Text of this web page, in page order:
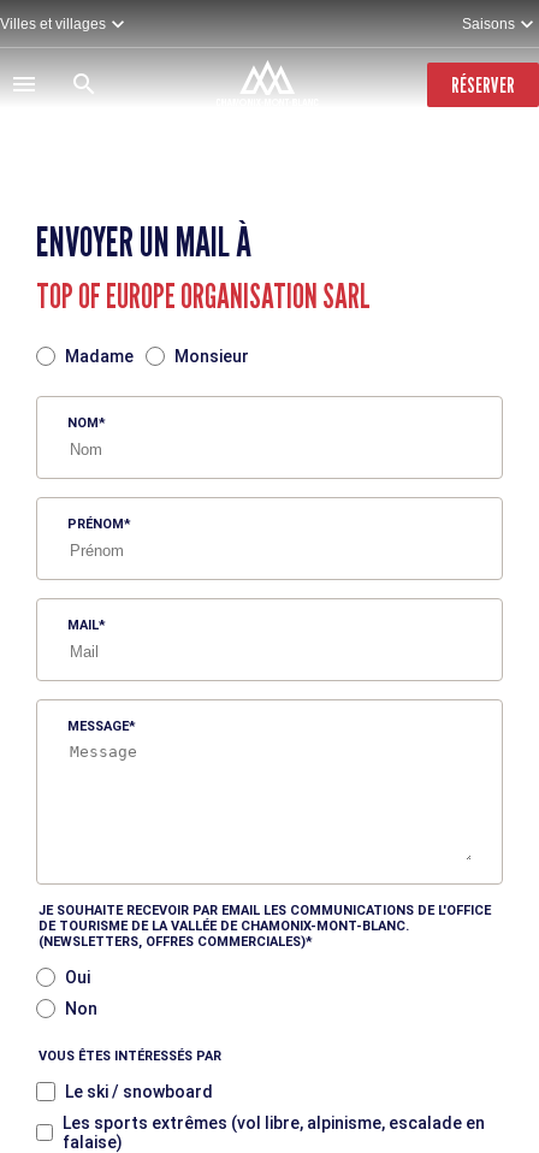
Aller
au
contenu
principal
Villes et villages Saisons
RÉSERVER
ENVOYER UN MAIL À
TOP OF EUROPE ORGANISATION SARL
Madame Monsieur
NOM
PRÉNOM
MAIL
MESSAGE
JE SOUHAITE RECEVOIR PAR EMAIL LES COMMUNICATIONS DE L'OFFICE
DE TOURISME DE LA VALLÉE DE CHAMONIX-MONT-BLANC.
(NEWSLETTERS, OFFRES COMMERCIALES)
Oui
Non
VOUS ÊTES INTÉRESSÉS PAR
Le ski / snowboard
Les sports extrêmes (vol libre, alpinisme, escalade en
falaise)